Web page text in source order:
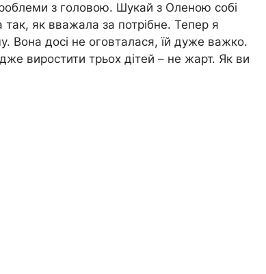
з головою. Шукай з Оленою собі
як вважала за потрібне. Тепер я
Вона досі не оговталася, їй дуже важко.
виростити трьох дітей – не жарт. Як ви